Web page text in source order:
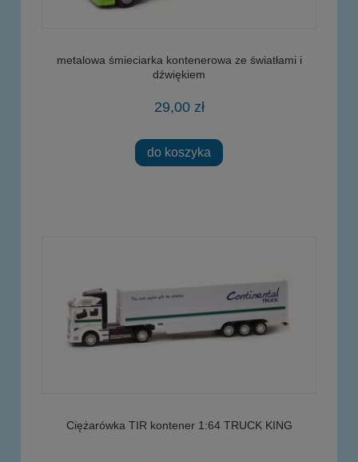
metalowa śmieciarka kontenerowa ze światłami i
dźwiękiem
29,00 zł
do koszyka
Ciężarówka TIR kontener 1:64 TRUCK KING